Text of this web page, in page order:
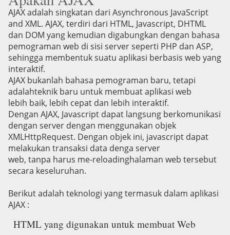
AJAX adalah singkatan dari Asynchronous JavaScript
and XML. AJAX, terdiri dari HTML, Javascript, DHTML
dan DOM yang kemudian digabungkan dengan bahasa
pemograman web di sisi server seperti PHP dan ASP,
sehingga membentuk suatu aplikasi berbasis web yang
interaktif.
AJAX bukanlah bahasa pemograman baru, tetapi
adalahteknik baru untuk membuat aplikasi web
lebih baik, lebih cepat dan lebih interaktif.
Dengan AJAX, Javascript dapat langsung berkomunikasi
dengan server dengan menggunakan objek
XMLHttpRequest. Dengan objek ini, javascript dapat
melakukan transaksi data denga server
web, tanpa harus me-reloadinghalaman web tersebut
secara keseluruhan.
Berikut adalah teknologi yang termasuk dalam aplikasi
AJAX :
HTML yang digunakan untuk membuat Web